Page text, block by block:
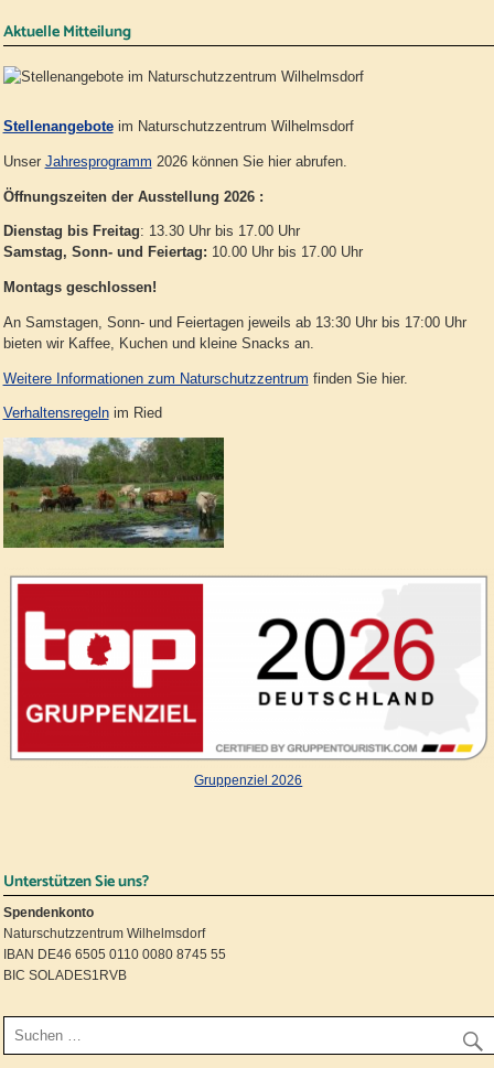
Aktuelle Mitteilung
Stellenangeboteim Naturschutzzentrum Wilhelmsdorf
Unser Jahresprogramm 2026 können Sie hier abrufen.
Öffnungszeiten der Ausstellung 2026 :
Dienstag bis Freitag: 13.30 Uhr bis 17.00 Uhr
Samstag, Sonn- und Feiertag: 10.00 Uhr bis 17.00 Uhr
Montags geschlossen!
An Samstagen, Sonn- und Feiertagen jeweils ab 13:30 Uhr bis 17:00 Uhr
bieten wir Kaffee, Kuchen und kleine Snacks an.
Weitere Informationen zum Naturschutzzentrum finden Sie hier.
Verhaltensregelnim Ried
Gruppenziel 2026
Unterstützen Sie uns?
Spendenkonto
Naturschutzzentrum Wilhelmsdorf
IBAN DE46 6505 0110 0080 8745 55
BIC SOLADES1RVB